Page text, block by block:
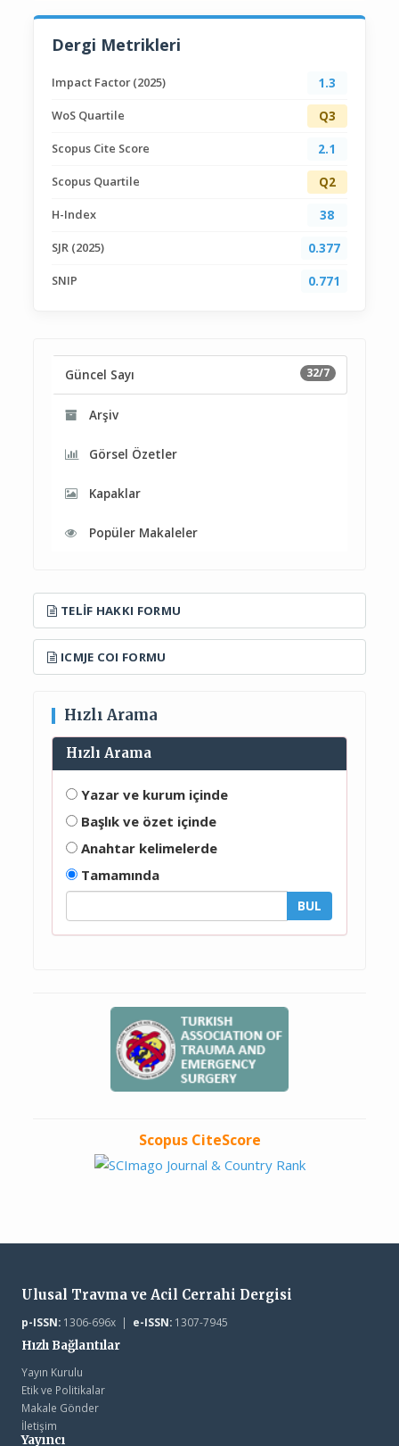
Dergi Metrikleri
Impact Factor (2025) 1.3
WoS Quartile Q3
Scopus Cite Score 2.1
Scopus Quartile Q2
H-Index 38
SJR (2025) 0.377
SNIP 0.771
32/7
Güncel Sayı
Arşiv
Görsel Özetler
Kapaklar
Popüler Makaleler
TELIF HAKKI FORMU
ICMJE COI FORMU
Hızlı Arama
Hızlı Arama
Yazar ve kurum içinde
Başlık ve özet içinde
Anahtar kelimelerde
Tamamında
Scopus CiteScore
Ulusal Travma ve Acil Cerrahi Dergisi
p-ISSN:1306-696x | e-ISSN:1307-7945
Hızlı Bağlantılar
Yayın Kurulu
Etik ve Politikalar
Makale Gönder
İletişim
Yayıncı